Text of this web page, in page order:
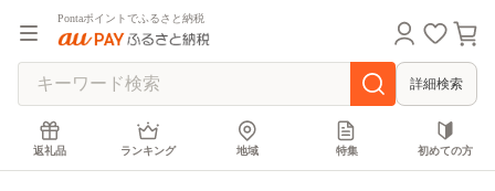
Pontaポイントでふるさと納税
詳細検索
返礼品 ランキング 地域 特集 初めての方